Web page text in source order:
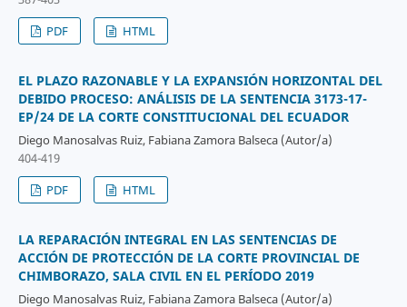
PDF
HTML
EL PLAZO RAZONABLE Y LA EXPANSIÓN HORIZONTAL DEL
DEBIDO PROCESO: ANÁLISIS DE LA SENTENCIA 3173-17-
EP/24 DE LA CORTE CONSTITUCIONAL DEL ECUADOR
Diego Manosalvas Ruiz, Fabiana Zamora Balseca (Autor/a)
404-419
PDF
HTML
LA REPARACIÓN INTEGRAL EN LAS SENTENCIAS DE
ACCIÓN DE PROTECCIÓN DE LA CORTE PROVINCIAL DE
CHIMBORAZO, SALA CIVIL EN EL PERÍODO 2019
Diego Manosalvas Ruiz, Fabiana Zamora Balseca (Autor/a)